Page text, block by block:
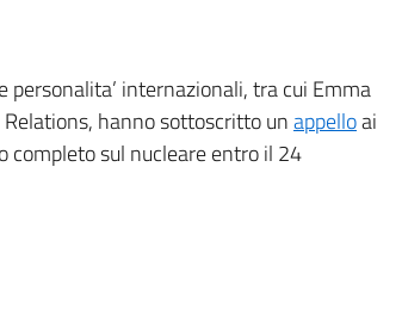
personalita’ internazionali, tra cui Emma
hanno sottoscritto unappelloai
completo sul nucleare entro il 24